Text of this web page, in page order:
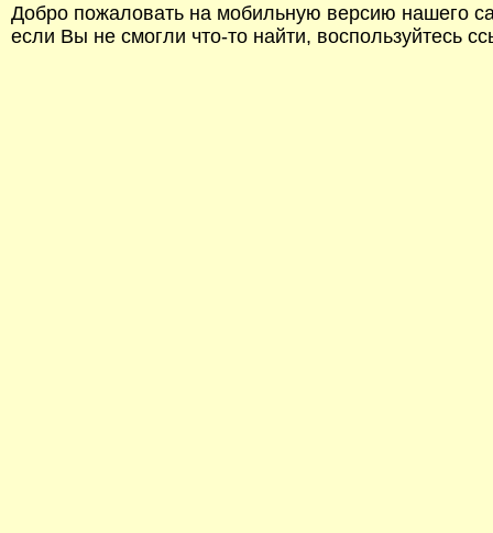
Добро пожаловать на мобильную версию нашего
если Вы не смогли что-то найти, воспользуйтесь